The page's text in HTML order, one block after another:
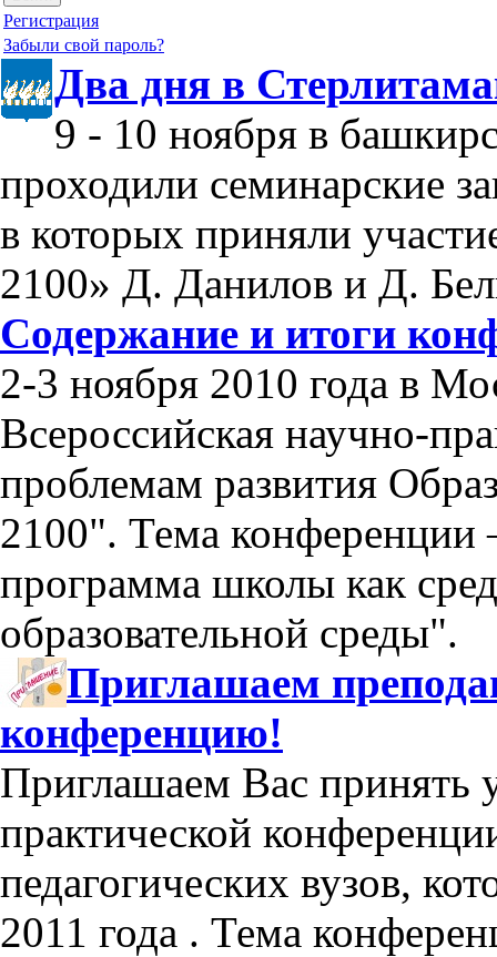
Регистрация
Забыли свой пароль?
Два дня в
9 - 10 ноября в
проходили семинарские
в которых приняли
2100» Д. Данилов и Д.
Содержание и итоги
2-3 ноября 2010 года в
Всероссийская научно-
проблемам развития
2100". Тема конференции
программа школы как
образовательной среды".
Приглашаем
конференцию!
Приглашаем Вас принять
практической
педагогических вузов,
2011 года . Тема